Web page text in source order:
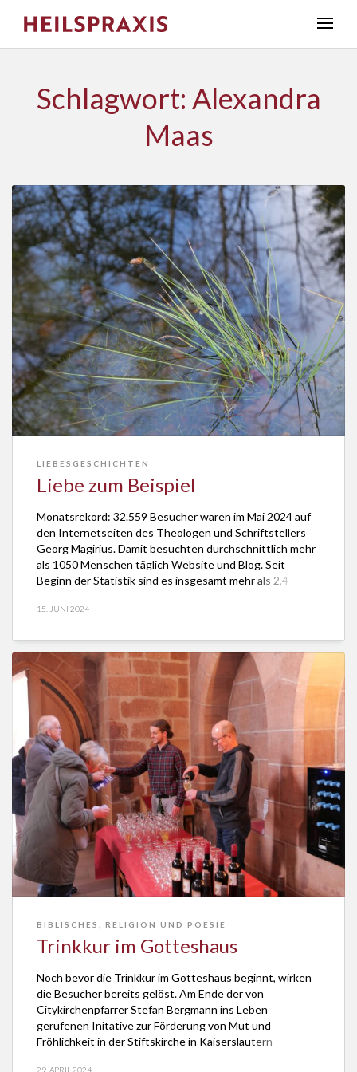
Schlagwort: Alexandra
Maas
LIEBESGESCHICHTEN
Liebe zum Beispiel
Monatsrekord: 32.559 Besucher waren im Mai 2024 auf
den Internetseiten des Theologen und Schriftstellers
Georg Magirius. Damit besuchten durchschnittlich mehr
als 1050 Menschen täglich Website und Blog. Seit
Beginn der Statistik sind es insgesamt mehr als 2,4
Magirius sich den Abenteuern des Abseitigen widmet.
15. JUNI 2024
BIBLISCHES RELIGION UND POESIE
Trinkkur im Gotteshaus
Noch bevor die Trinkkur im Gotteshaus beginnt, wirken
die Besucher bereits gelöst. Am Ende der von
Citykirchenpfarrer Stefan Bergmann ins Leben
gerufenen Initative zur Förderung von Mut und
Fröhlichkeit in der Stiftskirche in Kaiserslautern
29. APRIL 2024